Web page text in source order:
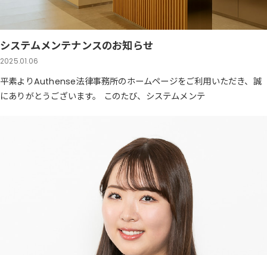
システムメンテナンスのお知らせ
2025.01.06
平素よりAuthense法律事務所のホームページをご利用いただき、誠
にありがとうございます。 このたび、システムメンテ